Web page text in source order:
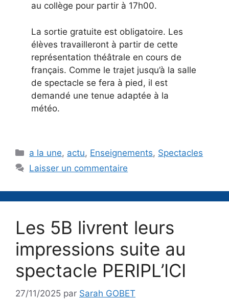
au collège pour partir à 17h00.
La sortie gratuite est obligatoire. Les
élèves travailleront à partir de cette
représentation théâtrale en cours de
français. Comme le trajet jusqu’à la salle
de spectacle se fera à pied, il est
demandé une tenue adaptée à la
météo.
Catégories
a la une, actu, Enseignements, Spectacles
Laisser un commentaire
Les 5B livrent leurs
impressions suite au
spectacle PERIPL’ICI
27/11/2025 par Sarah GOBET